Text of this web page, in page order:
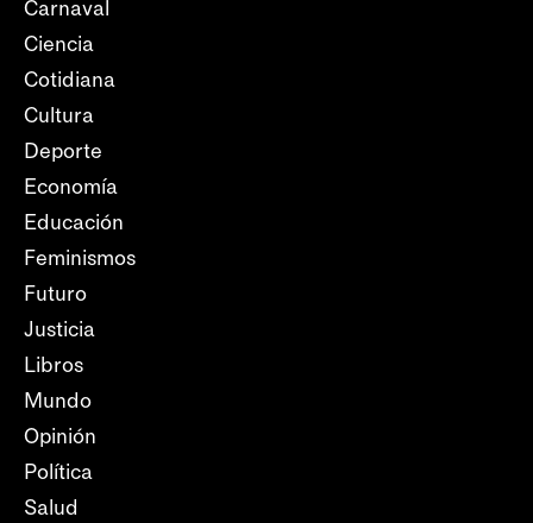
Carnaval
Ciencia
Cotidiana
Cultura
Deporte
Economía
Educación
Feminismos
Futuro
Justicia
Libros
Mundo
Opinión
Política
Salud